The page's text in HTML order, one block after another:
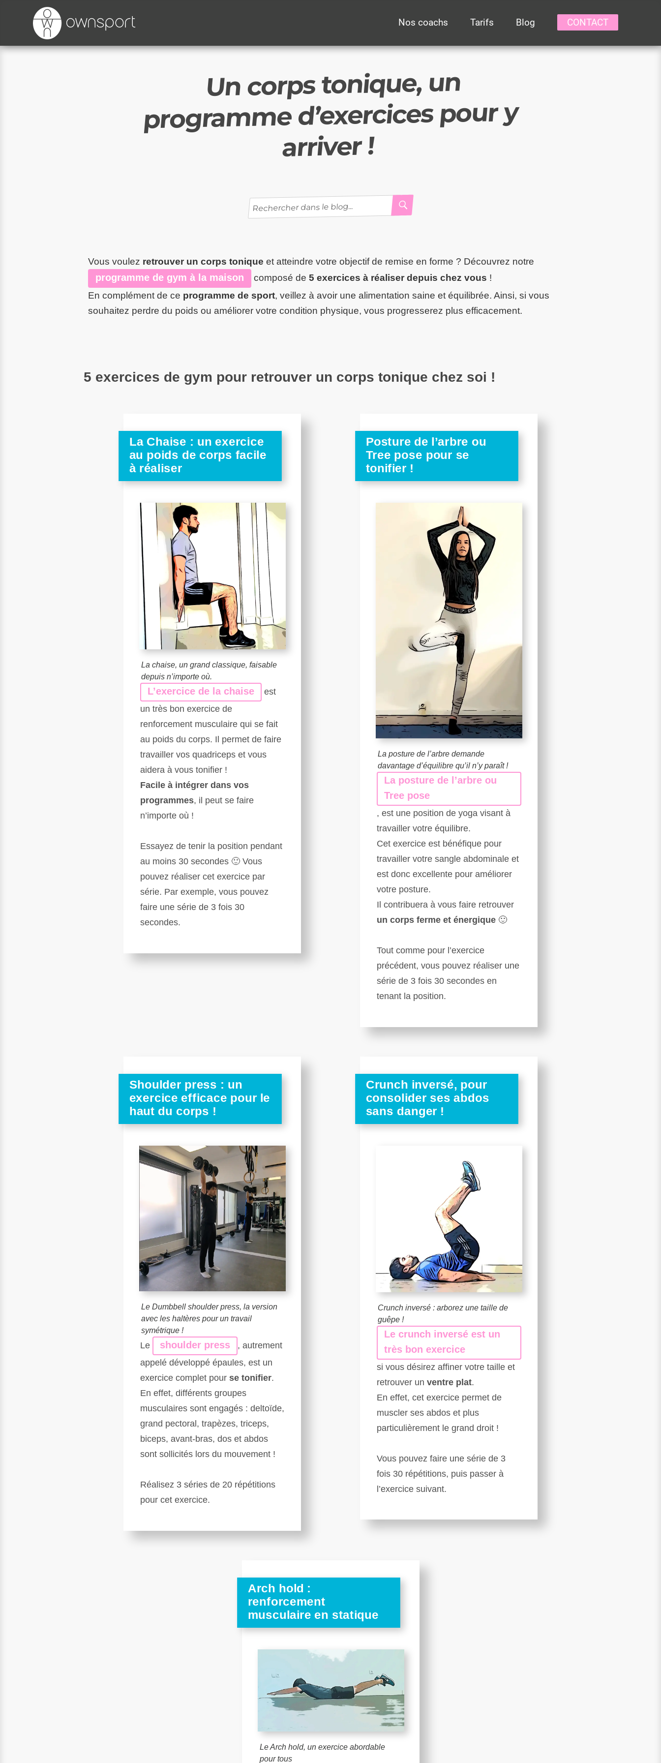
Nos coachs Tarifs Blog CONTACT
Un corps tonique, un
programme d’exercices pour y
arriver !
Recherche
pour
RECHERCHE
Vous voulez retrouver un corps tonique et atteindre votre objectif de remise en forme ? Découvrez notre
programme de gym à la maison composé de 5 exercices à réaliser depuis chez vous !
En complément de ce programme de sport, veillez à avoir une alimentation saine et équilibrée. Ainsi, si vous
souhaitez perdre du poids ou améliorer votre condition physique, vous progresserez plus efficacement.
5 exercices de gym pour retrouver un corps tonique chez soi !
La Chaise : un exercice
au poids de corps facile
à réaliser
La chaise, un grand classique, faisable
depuis n’importe où.
L’exercice de la chaise
est
un très bon exercice de
renforcement musculaire qui se fait
au poids du corps. Il permet de faire
travailler vos quadriceps et vous
aidera à vous tonifier !
Facile à intégrer dans vos
programmes, il peut se faire
n’importe où !
Essayez de tenir la position pendant
au moins 30 secondes 🙂 Vous
pouvez réaliser cet exercice par
série. Par exemple, vous pouvez
faire une série de 3 fois 30
secondes.
Posture de l’arbre ou
Tree pose pour se
tonifier !
La posture de l’arbre demande
davantage d’équilibre qu’il n’y paraît !
La posture de l’arbre ou
Tree pose
, est une position de yoga visant à
travailler votre équilibre.
Cet exercice est bénéfique pour
travailler votre sangle abdominale et
est donc excellente pour améliorer
votre posture.
Il contribuera à vous faire retrouver
un corps ferme et énergique 🙂
Tout comme pour l’exercice
précédent, vous pouvez réaliser une
série de 3 fois 30 secondes en
tenant la position.
Shoulder press : un
exercice efficace pour le
haut du corps !
Le Dumbbell shoulder press, la version
avec les haltères pour un travail
symétrique !
Le shoulder press
, autrement
appelé développé épaules, est un
exercice complet pour se tonifier.
En effet, différents groupes
musculaires sont engagés : deltoïde,
grand pectoral, trapèzes, triceps,
biceps, avant-bras, dos et abdos
sont sollicités lors du mouvement !
Réalisez 3 séries de 20 répétitions
pour cet exercice.
Crunch inversé, pour
consolider ses abdos
sans danger !
Crunch inversé : arborez une taille de
guêpe !
Le crunch inversé est un
très bon exercice
si vous désirez affiner votre taille et
retrouver unventre plat.
En effet, cet exercice permet de
muscler ses abdos et plus
particulièrement le grand droit !
Vous pouvez faire une série de 3
fois 30 répétitions, puis passer à
l’exercice suivant.
Arch hold :
renforcement
musculaire en statique
Le Arch hold, un exercice abordable
pour tous